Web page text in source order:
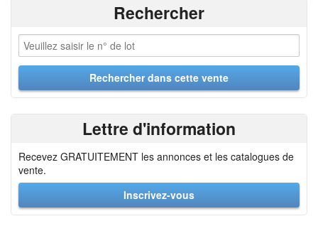
Rechercher
Lettre d'information
Recevez GRATUITEMENT les annonces et les catalogues de
vente.
Inscrivez-vous